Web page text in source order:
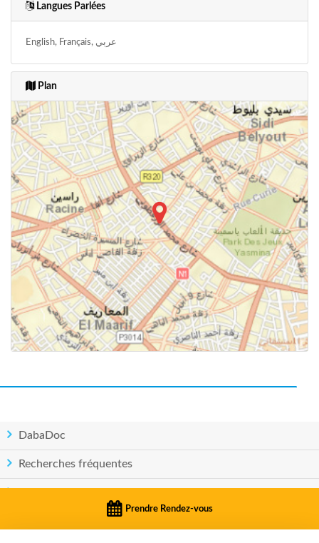
Langues Parlées
English, Français, عربي
Plan
Prendre Rendez-vous
DabaDoc
Recherches fréquentes